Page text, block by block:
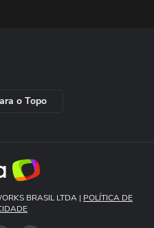
o Topo
BRASIL LTDA | POLÍTICA DE